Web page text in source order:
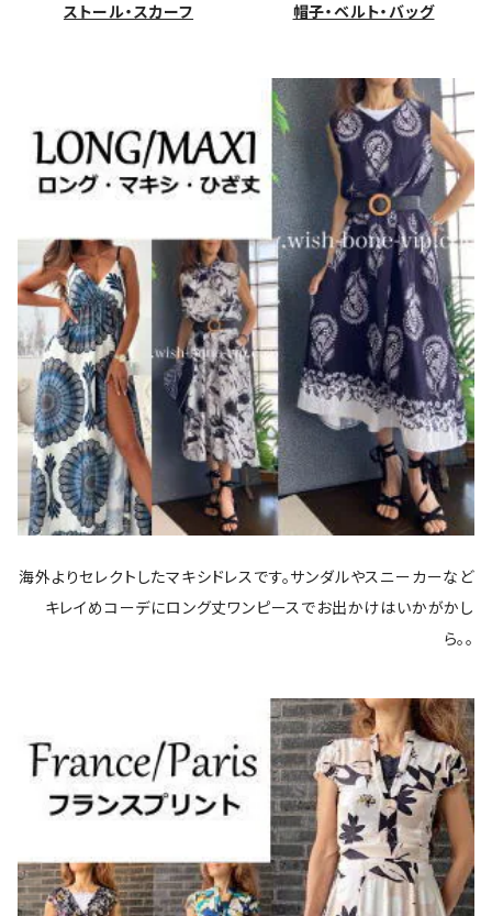
ストール・スカーフ 帽子・ベルト・バッグ
海外よりセレクトしたマキシドレスです。サンダルやスニーカーなど
キレイめコーデにロング丈ワンピースでお出かけはいかがかし
ら。。